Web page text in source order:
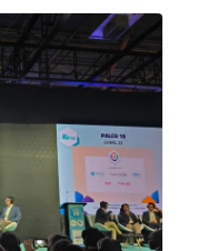
Diário Oficial de
páginas 10 a
6134, páginas 43
abre chamam…